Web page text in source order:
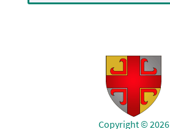
Copyright © 2026